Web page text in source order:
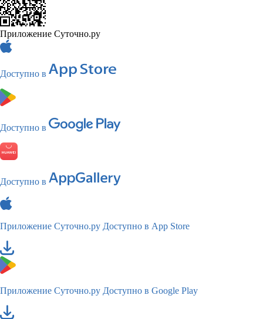
Приложение Суточно.ру
Доступно в
Доступно в
Доступно в
Приложение Суточно.ру Доступно в App Store
Приложение Суточно.ру Доступно в Google Play